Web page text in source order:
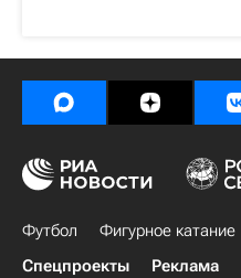
Футбол Фигурное катание
Спецпроекты
Реклама